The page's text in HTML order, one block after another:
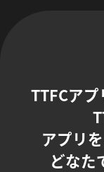
TTFCア
アプリ
どなた